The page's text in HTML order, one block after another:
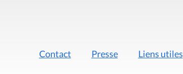
Contact Presse Liens utiles